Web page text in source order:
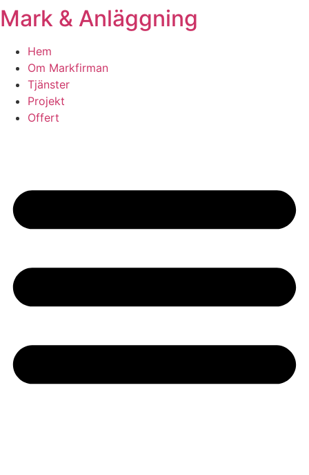
Skip
to
content
Mark & Anläggning
Hem
Om Markfirman
Tjänster
Projekt
Offert